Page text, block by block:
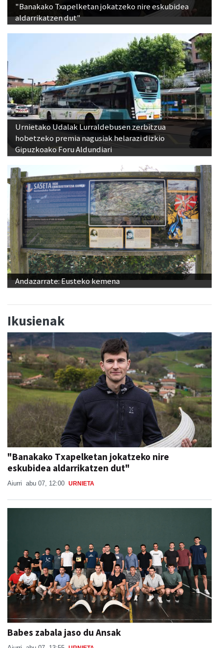
"Banakako Txapelketan jokatzeko nire eskubidea
aldarrikatzen dut"
Urnietako Udalak Lurraldebusen zerbitzua
hobetzeko premia nagusiak helarazi dizkio
Gipuzkoako Foru Aldundiari
Andazarrate: Eusteko kemena
Ikusienak
"Banakako Txapelketan jokatzeko nire
eskubidea aldarrikatzen dut"
Aiurri abu 07, 12:00 URNIETA
Babes zabala jaso du Ansak